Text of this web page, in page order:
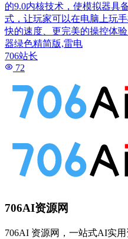
的9.0内核技术，使模拟器具
式，让玩家可以在电脑上玩
快的速度、更完美的操控体
器绿色精简版,雷电
706站长
72
706AI资源网
706AI 资源网，一站式AI实